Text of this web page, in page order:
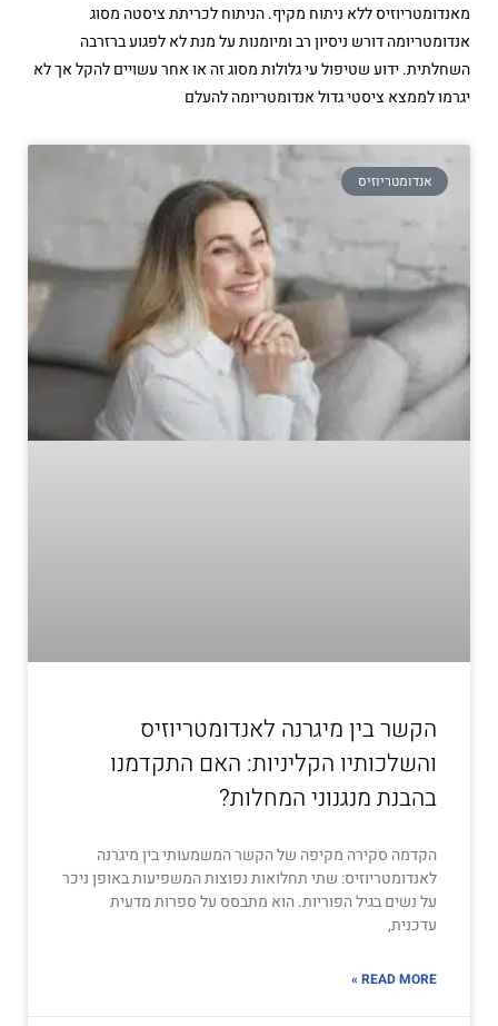
מאנדומטריוזיס ללא ניתוח מקיף. הניתוח לכריתת ציסטה מסוג
אנדומטריומה דורש ניסיון רב ומיומנות על מנת לא לפגוע ברזרבה
השחלתית. ידוע שטיפול עי גלולות מסוג זה או אחר עשויים להקל אך לא
יגרמו לממצא ציסטי גדול אנדומטריומה להעלם
אנדומטריוזיס
הקשר בין מיגרנה לאנדומטריוזיס
והשלכותיו הקליניות: האם התקדמנו
בהבנת מנגנוני המחלות?
הקדמה סקירה מקיפה של הקשר המשמעותי בין מיגרנה
לאנדומטריוזיס: שתי תחלואות נפוצות המשפיעות באופן ניכר
על נשים בגיל הפוריות. הוא מתבסס על ספרות מדעית
עדכנית,
READ MORE »